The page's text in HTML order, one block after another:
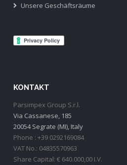
Unsere Geschäftsräume
KONTAKT
Parsimpex Group S.r.l.
Via Cassanese, 185
20054 Segrate (MI), Italy
Phone : +39 0292169084
VAT No.: 04835570963
Share Capital: € 640.000,00 I.V.